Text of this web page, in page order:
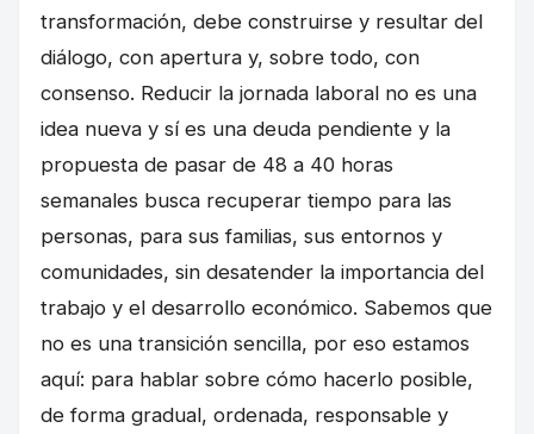
transformación, debe construirse y resultar del
diálogo, con apertura y, sobre todo, con
consenso. Reducir la jornada laboral no es una
idea nueva y sí es una deuda pendiente y la
propuesta de pasar de 48 a 40 horas
semanales busca recuperar tiempo para las
personas, para sus familias, sus entornos y
comunidades, sin desatender la importancia del
trabajo y el desarrollo económico. Sabemos que
no es una transición sencilla, por eso estamos
aquí: para hablar sobre cómo hacerlo posible,
de forma gradual, ordenada, responsable y